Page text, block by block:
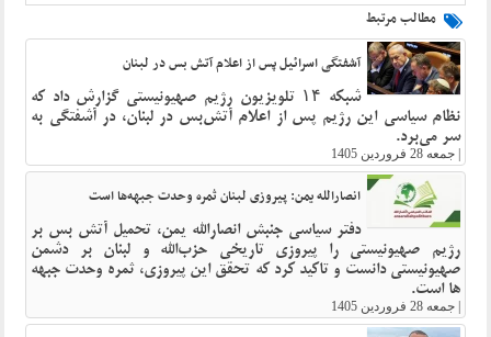
مطالب مرتبط
آشفتگی اسرائیل پس از اعلام آتش بس در لبنان
شبکه ۱۴ تلویزیون رژیم صهیونیستی گزارش داد که
نظام سیاسی این رژیم پس از اعلام آتش‌بس در لبنان، در آشفتگی به
سر می‌برد.
جمعه 28 فروردین 1405
انصارالله یمن: پیروزی لبنان ثمره وحدت جبهه‌ها است
دفتر سیاسی جنبش انصارالله یمن، تحمیل آتش بس بر
رژیم صهیونیستی را پیروزی تاریخی حزب‌الله و لبنان بر دشمن
صهیونیستی دانست و تاکید کرد که تحقق این پیروزی، ثمره وحدت جبهه
ها است.
جمعه 28 فروردین 1405